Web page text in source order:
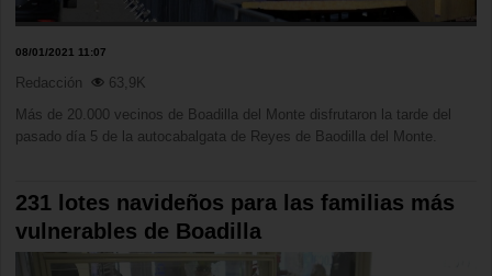
08/01/2021 11:07
Redacción
63,9K
Más de 20.000 vecinos de Boadilla del Monte disfrutaron la tarde del
pasado día 5 de la autocabalgata de Reyes de Baodilla del Monte.
231 lotes navideños para las familias más
vulnerables de Boadilla